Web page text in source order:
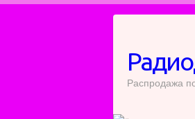
Распродажа